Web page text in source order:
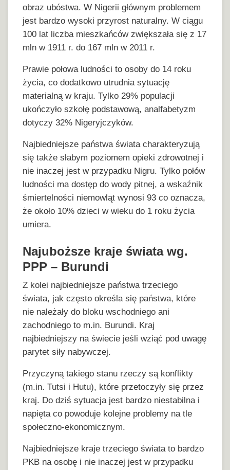
obraz ubóstwa. W Nigerii głównym problemem
jest bardzo wysoki przyrost naturalny. W ciągu
100 lat liczba mieszkańców zwiększała się z 17
mln w 1911 r. do 167 mln w 2011 r.
Prawie połowa ludności to osoby do 14 roku
życia, co dodatkowo utrudnia sytuację
materialną w kraju. Tylko 29% populacji
ukończyło szkołę podstawową, analfabetyzm
dotyczy 32% Nigeryjczyków.
Najbiedniejsze państwa świata charakteryzują
się także słabym poziomem opieki zdrowotnej i
nie inaczej jest w przypadku Nigru. Tylko połów
ludności ma dostęp do wody pitnej, a wskaźnik
śmiertelności niemowląt wynosi 93 co oznacza,
że około 10% dzieci w wieku do 1 roku życia
umiera.
Najuboższe kraje świata wg.
PPP – Burundi
Z kolei najbiedniejsze państwa trzeciego
świata, jak często określa się państwa, które
nie należały do bloku wschodniego ani
zachodniego to m.in. Burundi. Kraj
najbiedniejszy na świecie jeśli wziąć pod uwagę
parytet siły nabywczej.
Przyczyną takiego stanu rzeczy są konflikty
(m.in. Tutsi i Hutu), które przetoczyły się przez
kraj. Do dziś sytuacja jest bardzo niestabilna i
napięta co powoduje kolejne problemy na tle
społeczno-ekonomicznym.
Najbiedniejsze kraje trzeciego świata to bardzo
PKB na osobę i nie inaczej jest w przypadku